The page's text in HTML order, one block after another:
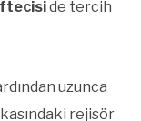
de tercih
uzunca
rejisör